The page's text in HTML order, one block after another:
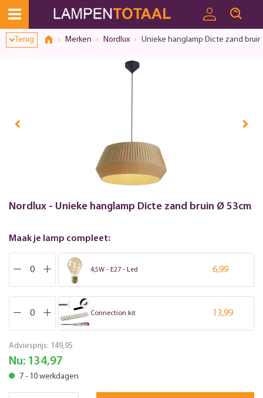
Terug Merken Nordlux Unieke hanglamp Dicte zand
Nordlux - Unieke hanglamp Dicte zand bruin Ø 53cm
Maak je lamp compleet:
4,5W - E27 - Led 6,99
Connection kit 13,99
Adviesprijs: 149,95
Nu: 134,97
7 - 10 werkdagen